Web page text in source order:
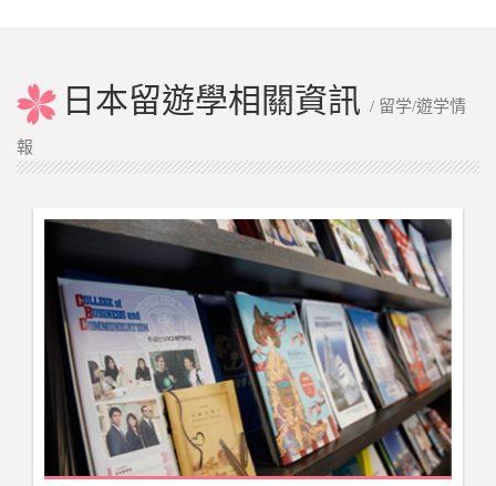
日本留遊學相關資訊/ 留学/遊学情
報